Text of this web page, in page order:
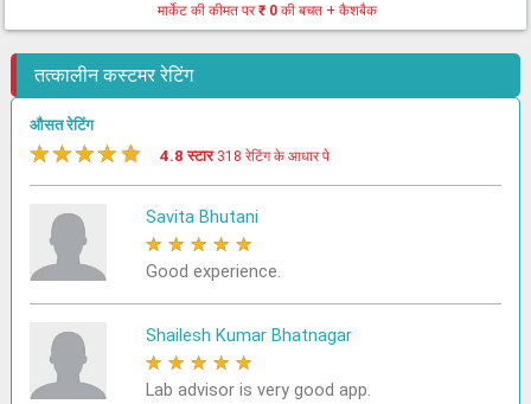
मार्केट की कीमत पर₹ 0की बचत + कैशबैक
तत्कालीन कस्टमर रेटिंग
औसत रेटिंग
★★★★★ 4.8 स्टार 318 रेटिंग के आधार पे
Savita Bhutani
★ ★ ★ ★ ★
Good experience.
Shailesh Kumar Bhatnagar
★ ★ ★ ★ ★
Lab advisor is very good app.